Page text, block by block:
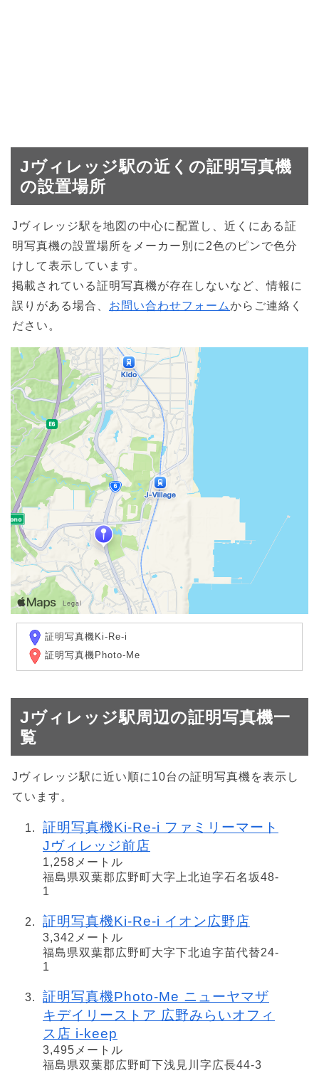
Jヴィレッジ駅の近くの証明写真機
の設置場所
Jヴィレッジ駅を地図の中心に配置し、近くにある証
明写真機の設置場所をメーカー別に2色のピンで色分
けして表示しています。
掲載されている証明写真機が存在しないなど、情報に
誤りがある場合、 お問い合わせフォームからご連絡く
ださい。
証明写真機Ki-Re-i
証明写真機Photo-Me
Jヴィレッジ駅周辺の証明写真機一
覧
Jヴィレッジ駅に近い順に10台の証明写真機を表示し
ています。
証明写真機Ki-Re-i ファミリーマート
Jヴィレッジ前店
1,258メートル
福島県双葉郡広野町大字上北迫字石名坂48-
1
証明写真機Ki-Re-i イオン広野店
3,342メートル
福島県双葉郡広野町大字下北迫字苗代替24-
1
証明写真機Photo-Me ニューヤマザ
キデイリーストア 広野みらいオフィ
ス店 i-keep
3,495メートル
福島県双葉郡広野町下浅見川字広長44-3